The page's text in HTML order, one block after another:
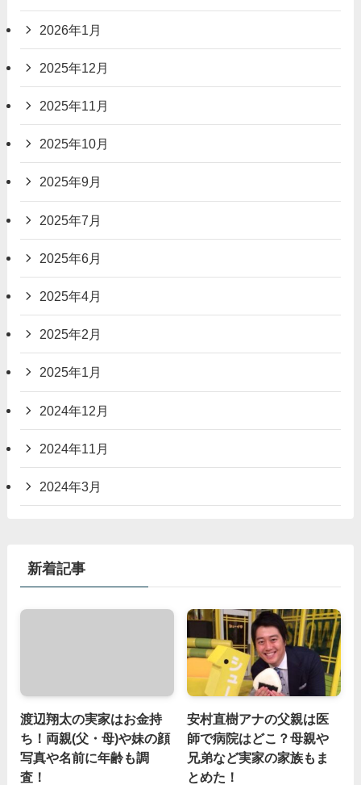
2026年1月
2025年12月
2025年11月
2025年10月
2025年9月
2025年7月
2025年6月
2025年4月
2025年2月
2025年1月
2024年12月
2024年11月
2024年3月
新着記事
渡辺翔太の実家はお金持
ち！両親(父・母)や妹の顔
写真や名前に年齢も調
査！
安村直樹アナの父親は医
師で病院はどこ？母親や
兄弟など実家の家族もま
とめた！